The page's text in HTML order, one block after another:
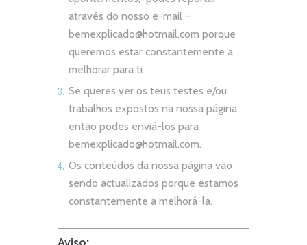
através do nosso e-mail –
bemexplicado@hotmail.com porque
queremos estar constantemente a
melhorar para ti.
Se queres ver os teus testes e/ou
trabalhos expostos na nossa página
então podes enviá-los para
bemexplicado@hotmail.com.
Os conteúdos da nossa página vão
sendo actualizados porque estamos
constantemente a melhorá-la.
Aviso: